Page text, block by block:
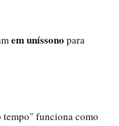
em uníssono para
tempo" funciona como